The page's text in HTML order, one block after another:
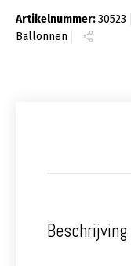
Artikelnummer:30523
Ballonnen
Beschrijving